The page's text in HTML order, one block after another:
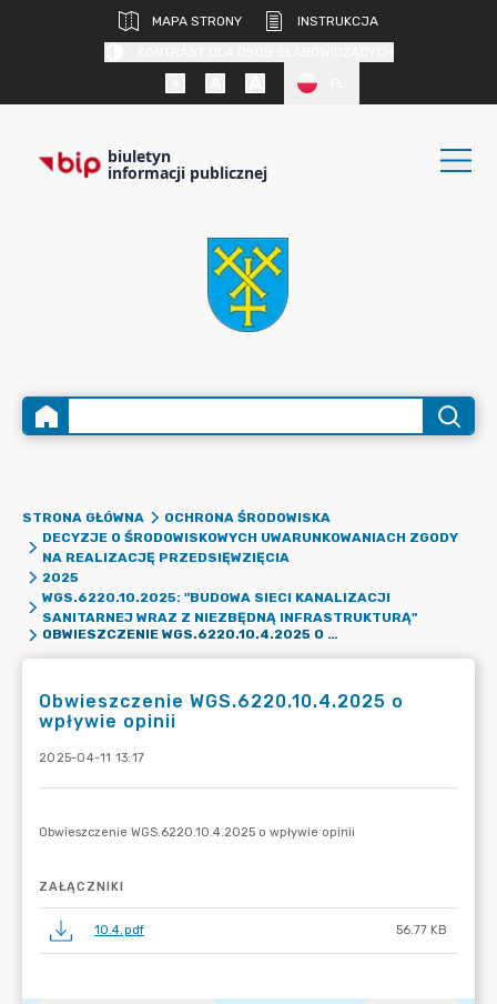
MAPA STRONY
INSTRUKCJA
biuletyn
informacji publicznej
STRONA GŁÓWNA
OCHRONA ŚRODOWISKA
DECYZJE O ŚRODOWISKOWYCH UWARUNKOWANIACH ZGODY
NA REALIZACJĘ PRZEDSIĘWZIĘCIA
2025
WGS.6220.10.2025: "BUDOWA SIECI KANALIZACJI
SANITARNEJ WRAZ Z NIEZBĘDNĄ INFRASTRUKTURĄ"
OBWIESZCZENIE WGS.6220.10.4.2025 O WPŁYWIE OPINII
Obwieszczenie WGS.6220.10.4.2025 o
wpływie opinii
2025-04-11 13:17
ZAŁĄCZNIKI
10.4.pdf 56.77 KB